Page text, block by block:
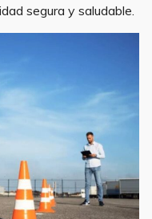
segura y saludable.